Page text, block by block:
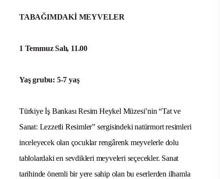
TABAĞIMDAKİ MEYVELER
1 Temmuz Salı, 11.00
Yaş grubu: 5-7 yaş
Türkiye İş Bankası Resim Heykel Müzesi’nin “Tat ve
Sanat: Lezzetli Resimler” sergisindeki natürmort resimleri
inceleyecek olan çocuklar rengârenk meyvelerle dolu
tablolardaki en sevdikleri meyveleri seçecekler. Sanat
tarihinde önemli bir yere sahip olan bu eserlerden ilhamla